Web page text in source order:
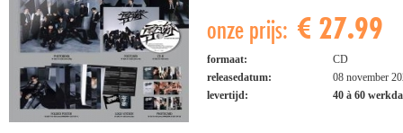
onze prijs: € 27.99
formaat:
CD
releasedatum:
08 november
levertijd:
40 à 60